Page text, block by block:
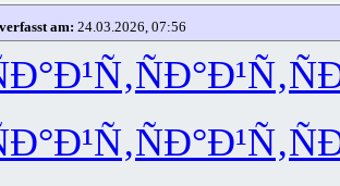
verfasst am: 24.03.2026, 07:56
ÑÐ°Ð¹Ñ‚
ÑÐ°Ð¹Ñ‚